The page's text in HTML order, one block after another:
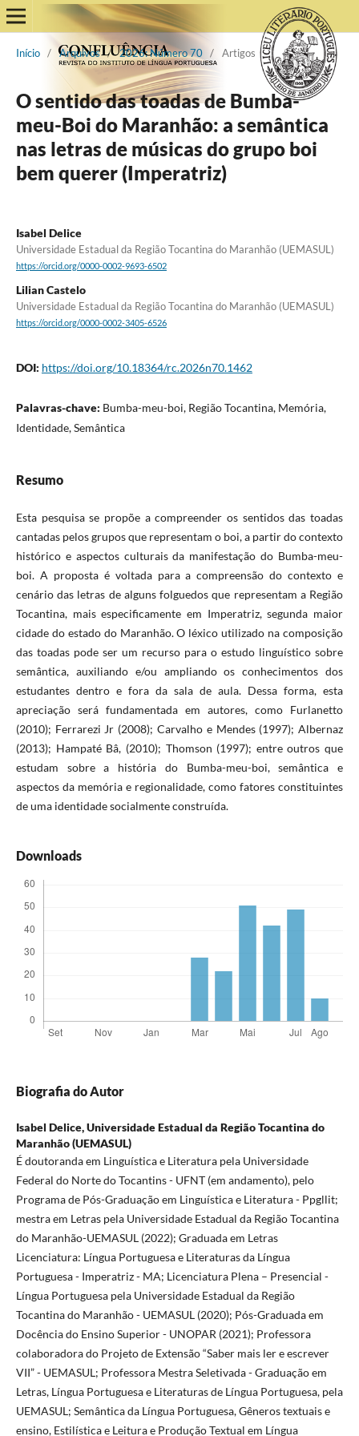
Início / Arquivos / 2026: Número 70 / Artigos
O sentido das toadas de Bumba-
meu-Boi do Maranhão: a semântica
nas letras de músicas do grupo boi
bem querer (Imperatriz)
Isabel Delice
Universidade Estadual da Região Tocantina do Maranhão (UEMASUL)
https://orcid.org/0000-0002-9693-6502
Lilian Castelo
Universidade Estadual da Região Tocantina do Maranhão (UEMASUL)
https://orcid.org/0000-0002-3405-6526
DOI: https://doi.org/10.18364/rc.2026n70.1462
Palavras-chave: Bumba-meu-boi, Região Tocantina, Memória,
Identidade, Semântica
Resumo
Esta pesquisa se propõe a compreender os sentidos das toadas
cantadas pelos grupos que representam o boi, a partir do contexto
histórico e aspectos culturais da manifestação do Bumba-meu-
boi. A proposta é voltada para a compreensão do contexto e
cenário das letras de alguns folguedos que representam a Região
Tocantina, mais especificamente em Imperatriz, segunda maior
cidade do estado do Maranhão. O léxico utilizado na composição
das toadas pode ser um recurso para o estudo linguístico sobre
semântica, auxiliando e/ou ampliando os conhecimentos dos
estudantes dentro e fora da sala de aula. Dessa forma, esta
apreciação será fundamentada em autores, como Furlanetto
(2010); Ferrarezi Jr (2008); Carvalho e Mendes (1997); Albernaz
(2013); Hampaté Bâ, (2010); Thomson (1997); entre outros que
estudam sobre a história do Bumba-meu-boi, semântica e
aspectos da memória e regionalidade, como fatores constituintes
de uma identidade socialmente construída.
Downloads
Biografia do Autor
Isabel Delice,Universidade Estadual da Região Tocantina do
Maranhão (UEMASUL)
É doutoranda em Linguística e Literatura pela Universidade
Federal do Norte do Tocantins - UFNT (em andamento), pelo
Programa de Pós-Graduação em Linguística e Literatura - Ppgllit;
mestra em Letras pela Universidade Estadual da Região Tocantina
do Maranhão-UEMASUL (2022); Graduada em Letras
Licenciatura: Língua Portuguesa e Literaturas da Língua
Portuguesa - Imperatriz - MA; Licenciatura Plena – Presencial -
Língua Portuguesa pela Universidade Estadual da Região
Tocantina do Maranhão - UEMASUL (2020); Pós-Graduada em
Docência do Ensino Superior - UNOPAR (2021); Professora
colaboradora do Projeto de Extensão “Saber mais ler e escrever
VII” - UEMASUL; Professora Mestra Seletivada - Graduação em
Letras, Língua Portuguesa e Literaturas de Língua Portuguesa, pela
UEMASUL; Semântica da Língua Portuguesa, Gêneros textuais e
ensino, Estilística e Leitura e Produção Textual em Língua